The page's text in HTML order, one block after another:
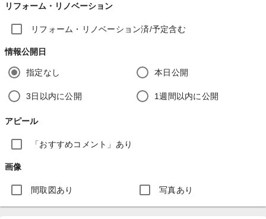
リフォーム・リノベーション
リフォーム・リノベーション済/予定含む
情報公開日
指定なし 本日公開
3日以内に公開 1週間以内に公開
アピール
「おすすめコメント」あり
画像
間取図あり 写真あり